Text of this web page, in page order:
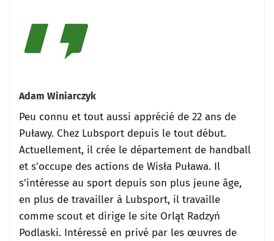
Adam Winiarczyk
Peu connu et tout aussi apprécié de 22 ans de
Puławy. Chez Lubsport depuis le tout début.
Actuellement, il crée le département de handball
et s'occupe des actions de Wisła Puława. Il
s'intéresse au sport depuis son plus jeune âge,
en plus de travailler à Lubsport, il travaille
comme scout et dirige le site Orląt Radzyń
Podlaski. Intéressé en privé par les œuvres de